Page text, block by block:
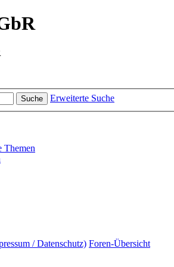
Suche Erweiterte Suche
Themen
/ Datenschutz) Foren-Übersicht